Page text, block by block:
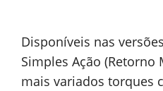
Disponíveis nas
Simples Ação (Retorno
mais variados torques